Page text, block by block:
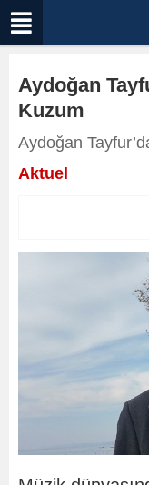
Aydoğan
Kuzum
Aydoğan
Aktuel